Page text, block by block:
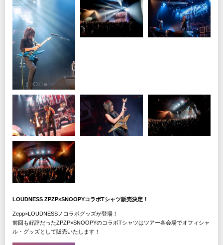
LOUDNESS ZPZP×SNOOPYコラボTシャツ販売決定！
Zepp×LOUDNESSノコラボグッズが登場！
前回も好評だったZPZP×SNOOPYのコラボTシャツはツアー各会場でオフィシャ
ル・グッズとして販売いたします！